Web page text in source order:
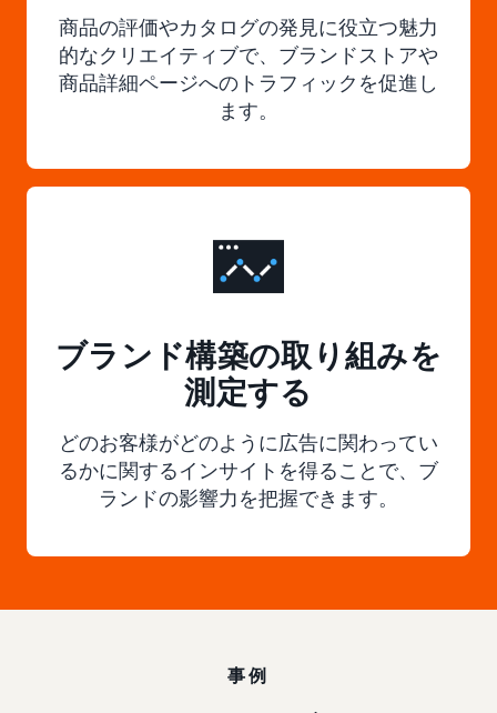
商品の評価やカタログの発見に役立つ魅力
的なクリエイティブで、ブランドストアや
商品詳細ページへのトラフィックを促進し
ます。
ブランド構築の取り組みを
測定する
どのお客様がどのように広告に関わってい
るかに関するインサイトを得ることで、ブ
ランドの影響力を把握できます。
事例